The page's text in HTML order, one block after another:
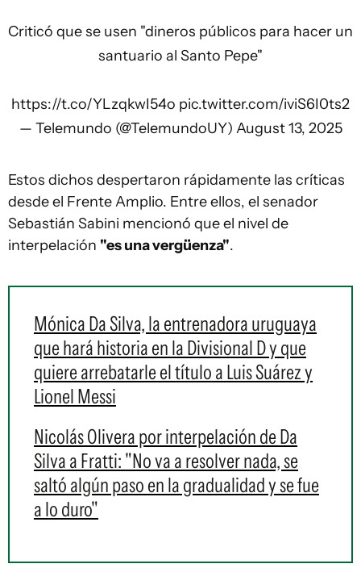
Criticó que se usen "dineros públicos para hacer un
santuario al Santo Pepe"
https://t.co/YLzqkwI54o pic.twitter.com/iviS6I0ts2
— Telemundo (@TelemundoUY) August 13, 2025
Estos dichos despertaron rápidamente las críticas
desde el Frente Amplio. Entre ellos, el senador
Sebastián Sabini mencionó que el nivel de
interpelación "es una vergüenza".
Mónica Da Silva, la entrenadora uruguaya
que hará historia en la Divisional D y que
quiere arrebatarle el título a Luis Suárez y
Lionel Messi
Nicolás Olivera por interpelación de Da
Silva a Fratti: "No va a resolver nada, se
saltó algún paso en la gradualidad y se fue
a lo duro"